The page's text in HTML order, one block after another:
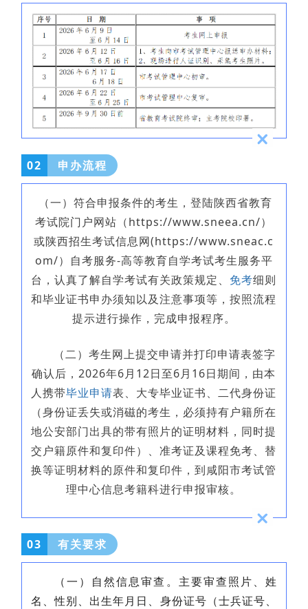
02 申办流程
（一）符合申报条件的考生，登陆陕西省教育
考试院门户网站（https://www.sneea.cn/）
或陕西招生考试信息网(https://www.sneac.c
om/）自考服务-高等教育自学考试考生服务平
台，认真了解自学考试有关政策规定、 免考细则
和毕业证书申办须知以及注意事项等，按照流程
提示进行操作，完成申报程序。
（二）考生网上提交申请并打印申请表签字
确认后，2026年6月12日至6月16日期间，由本
人携带毕业申请表、大专毕业证书、二代身份证
（身份证丢失或消磁的考生，必须持有户籍所在
地公安部门出具的带有照片的证明材料，同时提
交户籍原件和复印件）、准考证及课程免考、替
换等证明材料的原件和复印件，到咸阳市考试管
理中心信息考籍科进行申报审核。
03 有关要求
（一）自然信息审查。主要审查照片、姓
名、性别、出生年月日、身份证号（士兵证号、